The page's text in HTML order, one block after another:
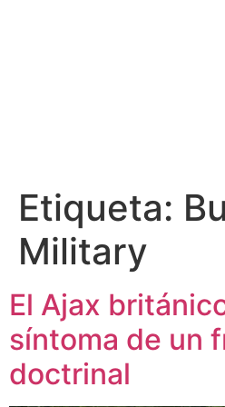
Etiqueta:
Military
El Ajax
síntoma de un
doctrinal